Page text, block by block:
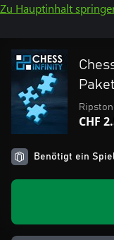
Zu Hauptinhalt
Paket
CHF
Benötigt ein